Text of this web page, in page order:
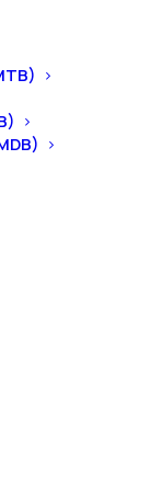
oro
inqualsiasi
e
e la